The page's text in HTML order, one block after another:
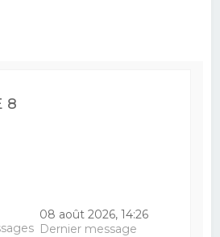
8
08 août 2026, 14:26
Dernier message